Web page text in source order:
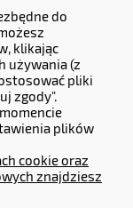
do
klikając
używania (z
pliki
zgody".
plików
cookie oraz
znajdziesz